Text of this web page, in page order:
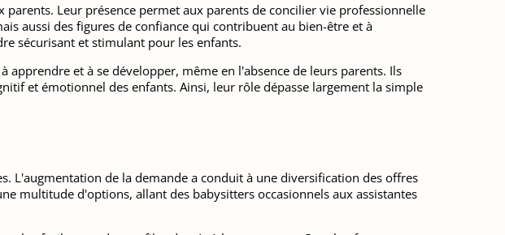
Leur présence permet aux parents de concilier vie professionnelle
aussi des figures de confiance qui contribuent au bien-être et à
sécurisant et stimulant pour les enfants.
et à se développer, même en l'absence de leurs parents. Ils
et émotionnel des enfants. Ainsi, leur rôle dépasse largement la simple
L'augmentation de la demande a conduit à une diversification des offres
multitude d'options, allant des babysitters occasionnels aux assistantes